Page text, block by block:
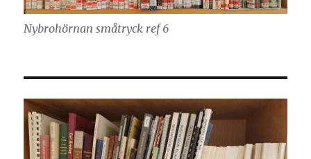
Nybrohörnan småtryck ref 6